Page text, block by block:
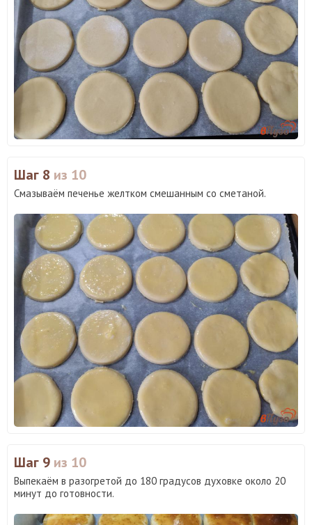
Шаг 8 из 10
Смазываём печенье желтком смешанным со сметаной.
Шаг 9 из 10
Выпекаём в разогретой до 180 градусов духовке около 20
минут до готовности.